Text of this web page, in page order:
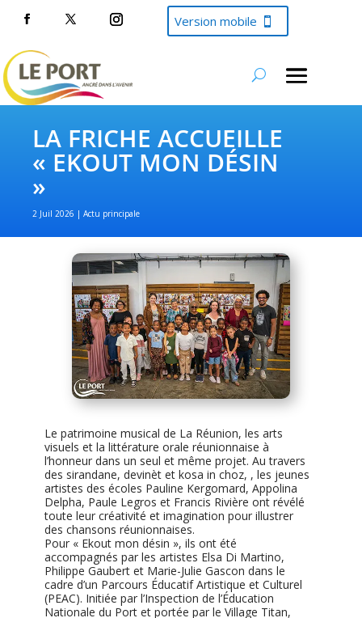
Version mobile
LA FRICHE ACCUEILLE
« EKOUT MON DÉSIN
»
2 Juil 2026 Actu principale
Le patrimoine musical de La Réunion, les arts
visuels et la littérature orale réunionnaise à
l’honneur dans un seul et même projet. Au travers
des sirandane, devinèt et kosa in choz, , les jeunes
artistes des écoles Pauline Kergomard, Appolina
Delpha, Paule Legros et Francis Rivière ont révélé
toute leur créativité et imagination pour illustrer
des chansons réunionnaises.
Pour « Ekout mon désin », ils ont été
accompagnés par les artistes Elsa Di Martino,
Philippe Gaubert et Marie-Julie Gascon dans le
cadre d’un Parcours Éducatif Artistique et Culturel
(PEAC). Initiée par l’Inspection de l’Éducation
Nationale du Port et portée par le Village Titan,